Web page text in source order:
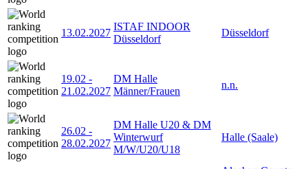
13.02.2027
ISTAF INDOOR
Düsseldorf
Düsseldorf
19.02 -
21.02.2027
DM Halle
Männer/Frauen
n.n.
26.02 -
28.02.2027
DM Halle U20 & DM
Winterwurf
M/W/U20/U18
Halle (Saale)